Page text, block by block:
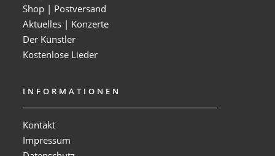
Shop | Postversand
Aktuelles | Konzerte
Der Künstler
Kostenlose Lieder
INFORMATIONEN
Kontakt
Impressum